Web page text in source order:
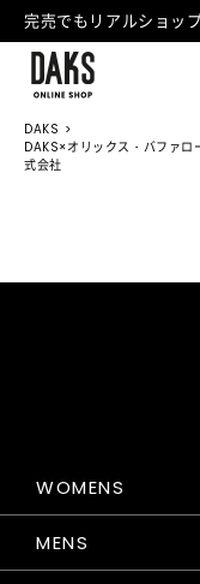
DAKS
DAKS×オリックス・バファ
式会社
WOMENS
MENS